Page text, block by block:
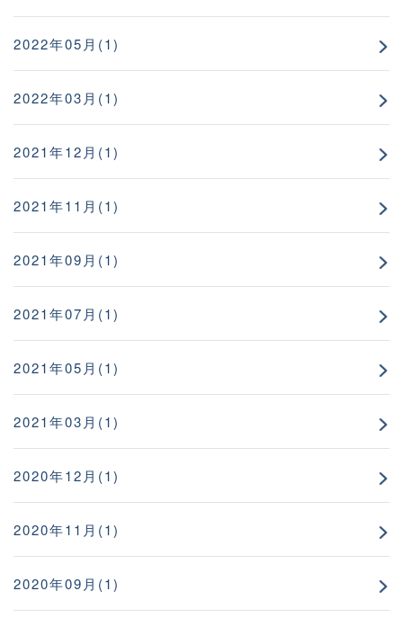
2022年05月(1)
2022年03月(1)
2021年12月(1)
2021年11月(1)
2021年09月(1)
2021年07月(1)
2021年05月(1)
2021年03月(1)
2020年12月(1)
2020年11月(1)
2020年09月(1)